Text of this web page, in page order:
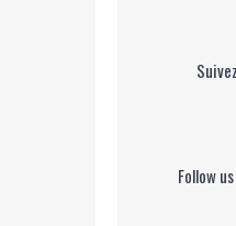
Follow